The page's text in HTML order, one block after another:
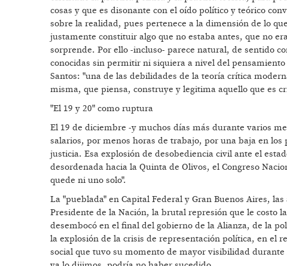
cosas y que es disonante con el oído político y teórico
sobre la realidad, pues pertenece a la dimensión de lo
justamente constituir algo que no estaba antes, que no
sorprende. Por ello -incluso- parece natural, de sentido
conocidas sin permitir ni siquiera a nivel del
Santos: "una de las debilidades de la teoría crítica
misma, que piensa, construye y legitima aquello que es
"El 19 y 20" como ruptura
El 19 de diciembre -y muchos días más durante varios
salarios, por menos horas de trabajo, por una baja en
justicia. Esa explosión de desobediencia civil ante el
desordenada hacia la Quinta de Olivos, el Congreso
quede ni uno solo".
La "pueblada" en Capital Federal y Gran Buenos Aires,
Presidente de la Nación, la brutal represión que le costo
desembocó en el final del gobierno de la Alianza, de la
la explosión de la crisis de representación política, en el
social que tuvo su momento de mayor visibilidad